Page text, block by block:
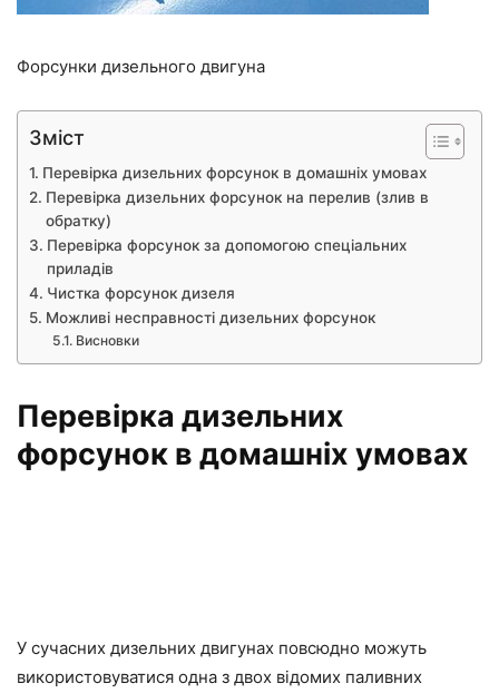
Форсунки дизельного двигуна
Зміст
Перевірка дизельних форсунок в домашніх умовах
Перевірка дизельних форсунок на перелив (злив в
обратку)
Перевірка форсунок за допомогою спеціальних
приладів
Чистка форсунок дизеля
Можливі несправності дизельних форсунок
Висновки
Перевірка дизельних
форсунок в домашніх умовах
У сучасних дизельних двигунах повсюдно можуть
використовуватися одна з двох відомих паливних